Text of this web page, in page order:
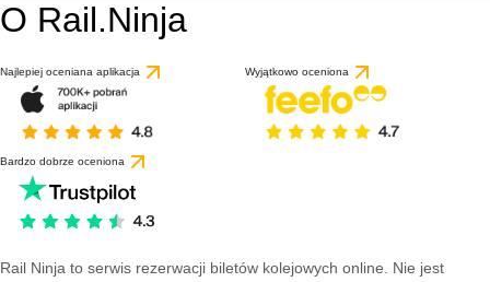
O Rail.Ninja
Najlepiej oceniana aplikacja Wyjątkowo oceniona
Bardzo dobrze oceniona
Rail Ninja to serwis rezerwacji biletów kolejowych online. Nie jest